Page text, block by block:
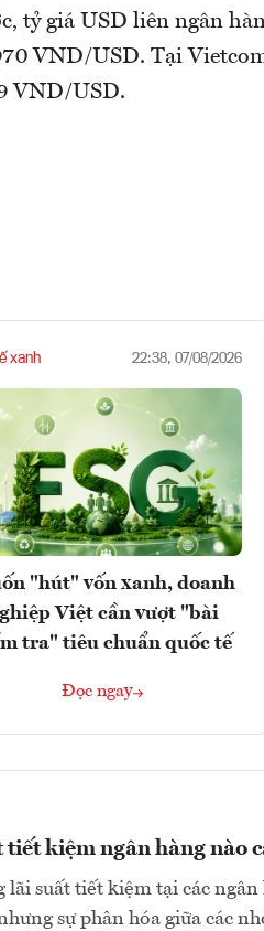
tỷ giá USD liên ngân
VND/USD. Tại
VND/USD.
xanh 22:38, 07/08/2026
"hút" vốn xanh, doanh
Việt cần vượt "bài
tra" tiêu chuẩn quốc tế
Đọc ngay
tiết kiệm ngân hàng nào
lãi suất tiết kiệm tại các
sự phân hóa giữa các